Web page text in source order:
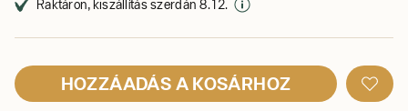
Raktáron, kiszállítás szerdán 8. 12.
HOZZÁADÁS A KOSÁRHOZ